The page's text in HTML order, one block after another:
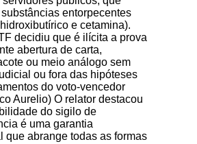
entorpecentes
e cetamina).
decidiu que é ilícita a prova
abertura de carta,
ou meio análogo sem
ou fora das hipóteses
do voto-vencedor
Aurelio) O relator destacou
do sigilo de
é uma garantia
que abrange todas as formas